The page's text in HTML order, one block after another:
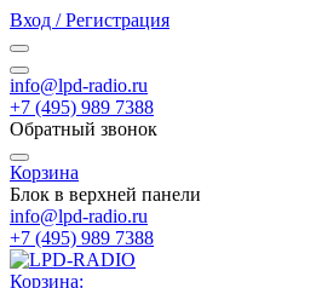
Вход / Регистрация
info@lpd-radio.ru
+7 (495) 989 7388
Обратный звонок
Корзина
Блок в верхней панели
info@lpd-radio.ru
+7 (495) 989 7388
Корзина: